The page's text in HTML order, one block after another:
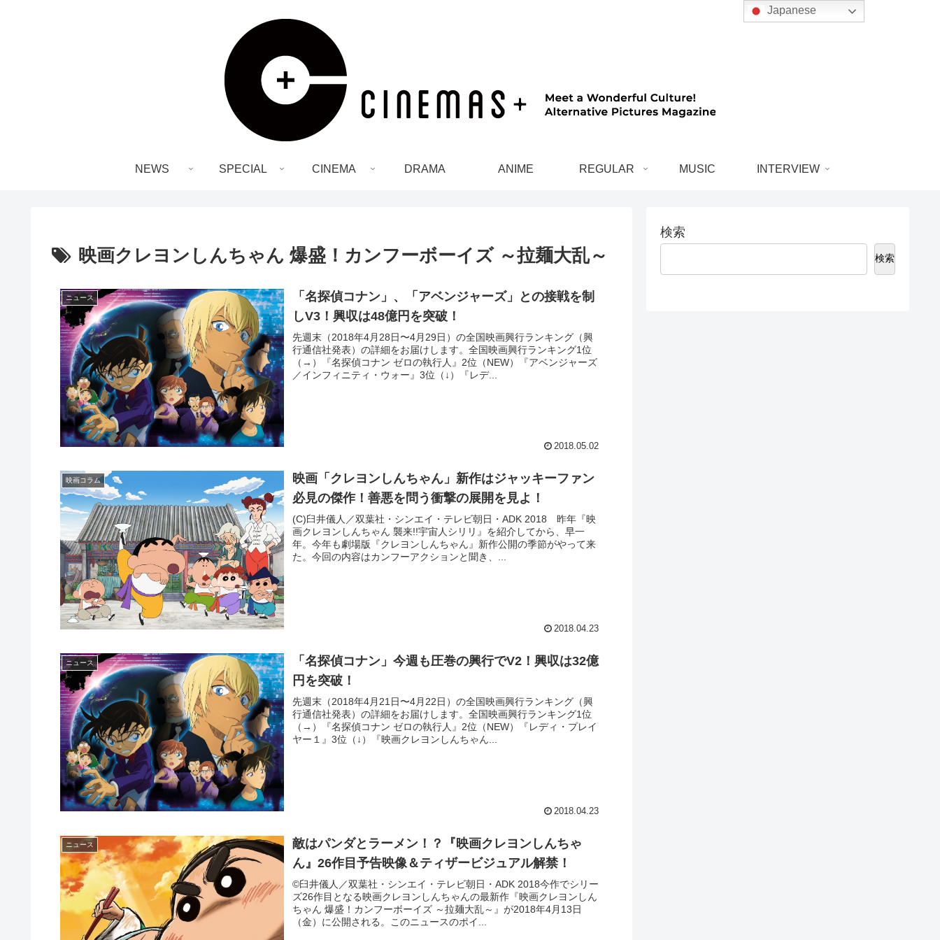
NEWS SPECIAL CINEMA DRAMA ANIME REGULAR MUSIC INTERVIEW
映画クレヨンしんちゃん 爆盛！カンフーボーイズ ～拉麺大乱～
ニュース
「名探偵コナン」、「アベンジャーズ」との接戦を制
しV3！興収は48億円を突破！
先週末（2018年4月28日〜4月29日）の全国映画興行ランキング（興
行通信社発表）の詳細をお届けします。全国映画興行ランキング1位
（→）『名探偵コナン ゼロの執行人』2位（NEW）『アベンジャーズ
／インフィニティ・ウォー』3位（↓）『レデ...
2018.05.02
映画コラム
映画「クレヨンしんちゃん」新作はジャッキーファン
必見の傑作！善悪を問う衝撃の展開を見よ！
(C)臼井儀人／双葉社・シンエイ・テレビ朝日・ADK 2018 昨年『映
画クレヨンしんちゃん 襲来!!宇宙人シリリ』を紹介してから、早一
年。今年も劇場版『クレヨンしんちゃん』新作公開の季節がやって来
た。今回の内容はカンフーアクションと聞き、...
2018.04.23
ニュース
「名探偵コナン」今週も圧巻の興行でV2！興収は32億
円を突破！
先週末（2018年4月21日〜4月22日）の全国映画興行ランキング（興
行通信社発表）の詳細をお届けします。全国映画興行ランキング1位
（→）『名探偵コナン ゼロの執行人』2位（NEW）『レディ・プレイ
ヤー１』3位（↓）『映画クレヨンしんちゃん...
2018.04.23
ニュース
敵はパンダとラーメン！？『映画クレヨンしんちゃ
ん』26作目予告映像＆ティザービジュアル解禁！
©臼井儀人／双葉社・シンエイ・テレビ朝日・ADK 2018今作でシリー
ズ26作目となる映画クレヨンしんちゃんの最新作『映画クレヨンしん
ちゃん 爆盛！カンフーボーイズ ～拉麺大乱～』が2018年4月13日
（金）に公開される。このニュースのポイ...
検索
検索
Japanese